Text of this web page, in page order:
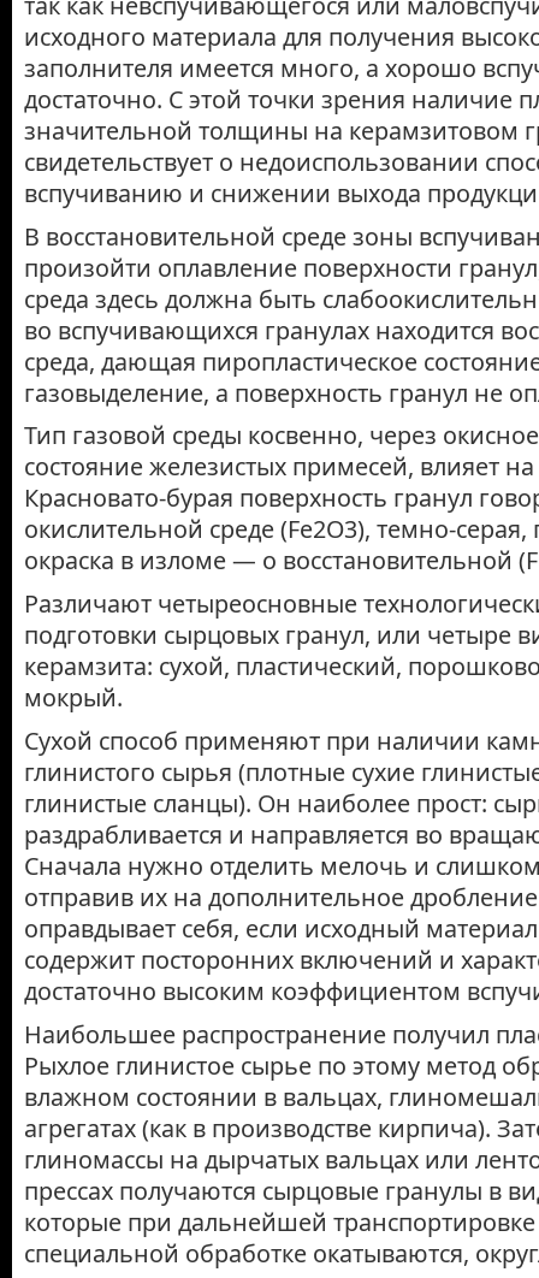
исходного материала для получения
заполнителя имеется много, а хорошо
достаточно. С этой точки зрения наличие
значительной толщины на керамзитовом
свидетельствует о недо­использовании
вспучиванию и снижении выхода
В восстановительной среде зоны
произойти оплавление поверхности
среда здесь должна быть
во вспучивающихся гранулах находится
среда, дающая пиропластическое
газовыделение, а поверхность гранул не
Тип газовой среды косвенно, через
состояние железистых примесей, влияет
Красновато-бурая поверхность гранул
окислительной среде (Fe2O3), темно-
окраска в изломе — о восстановительной
Различают четыреосновные
подготовки сырцовых гранул, или четыре
керамзита: сухой, пластический,
мокрый.
Сухой способ применяют при наличии
глинистого сырья (плотные сухие
глинистые сланцы). Он наиболее прост:
раздрабливается и направляется во
Сначала нужно отделить мелочь и
отправив их на дополнительное
оправдывает себя, если исходный
содержит посторонних включений и
достаточ­но высоким коэффициентом
Наибольшее распространение получил
Рыхлое глинистое сырье по этому метод
влажном состоянии в вальцах,
агрегатах (как в производстве кирпича).
глиномассы на дырчатых вальцах или
прессах получаются сырцовые гранулы в
которые при даль­нейшей
специальной обработке окатываются,